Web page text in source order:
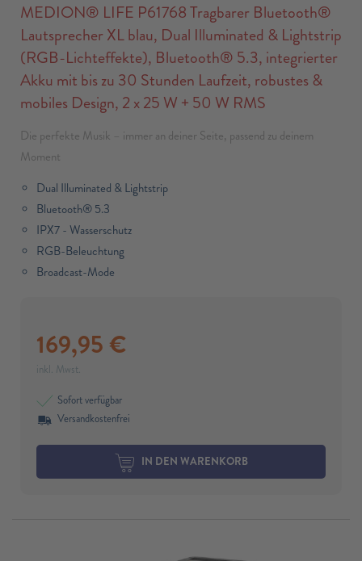
MEDION® LIFE P61768 Tragbarer Bluetooth®
Lautsprecher XL blau, Dual Illuminated & Lightstrip
(RGB-Lichteffekte), Bluetooth® 5.3, integrierter
Akku mit bis zu 30 Stunden Laufzeit, robustes &
mobiles Design, 2 x 25 W + 50 W RMS
Die perfekte Musik – immer an deiner Seite, passend zu deinem
Moment
Dual Illuminated & Lightstrip
Bluetooth® 5.3
IPX7 - Wasserschutz
RGB-Beleuchtung
Broadcast-Mode
169,95 €
inkl. Mwst.
Sofort verfügbar
Versandkostenfrei
IN DEN WARENKORB